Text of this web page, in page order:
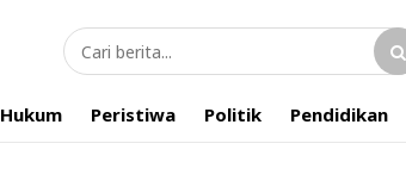
Hukum Peristiwa Politik Pendidikan